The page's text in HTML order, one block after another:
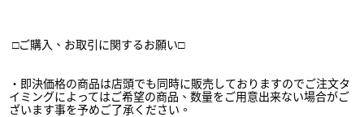
□ご購入、お取引に関するお願い□
・即決価格の商品は店頭でも同時に販売しておりますのでご注文タ
イミングによってはご希望の商品、数量をご用意出来ない場合がご
ざいます事を予めご了承ください。